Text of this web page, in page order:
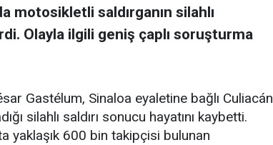
motosikletli saldırganın silahlı
Olayla ilgili geniş çaplı soruşturma
Gastélum, Sinaloa eyaletine bağlı Culiacán
silahlı saldırı sonucu hayatını kaybetti.
yaklaşık 600 bin takipçisi bulunan